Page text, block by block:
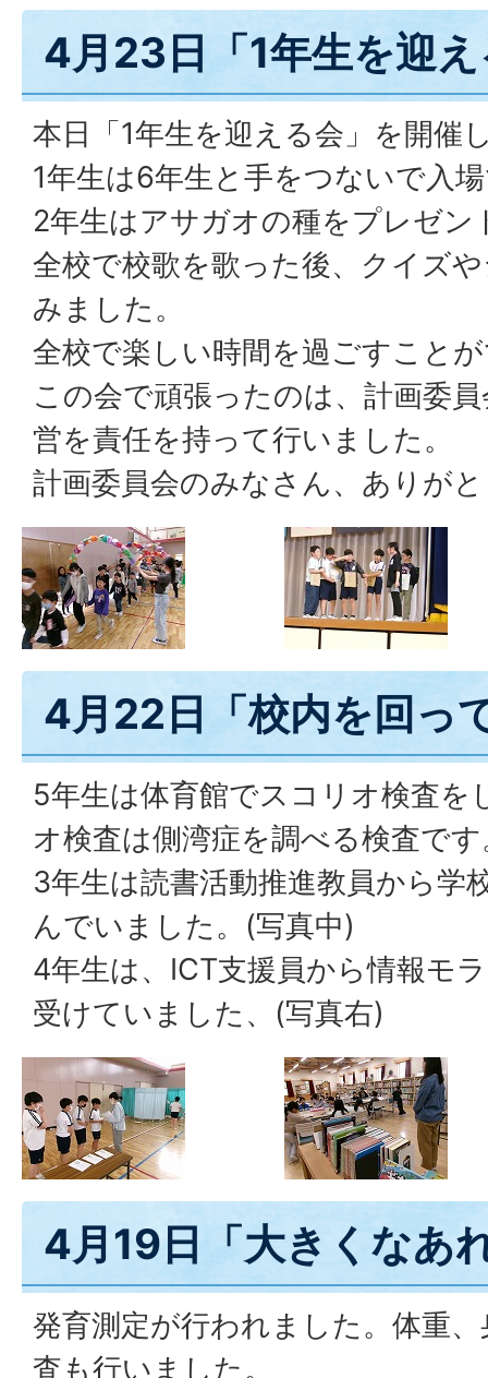
4月23日「1年生を迎
本日「1年生を迎える会」を開催
1年生は6年生と手をつないで入
2年生はアサガオの種をプレゼン
全校で校歌を歌った後、クイズ
みました。
全校で楽しい時間を過ごすこと
この会で頑張ったのは、計画委
営を責任を持って行いました。
計画委員会のみなさん、ありが
4月22日「校内を回っ
5年生は体育館でスコリオ検査を
オ検査は側湾症を調べる検査で
3年生は読書活動推進教員から学
んでいました。(写真中)
4年生は、ICT支援員から情報モ
受けていました、(写真右)
4月19日「大きくなあ
発育測定が行われました。体重
査も行いました。